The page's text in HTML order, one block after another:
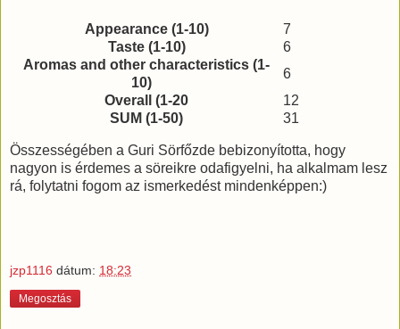
Appearance (1-10)
7
Taste (1-10)
6
Aromas and other characteristics (1-
10)
6
Overall (1-20
12
SUM (1-50)
31
Összességében a Guri Sörfőzde bebizonyította, hogy
nagyon is érdemes a söreikre odafigyelni, ha alkalmam lesz
rá, folytatni fogom az ismerkedést mindenképpen:)
jzp1116 dátum: 18:23
Megosztás